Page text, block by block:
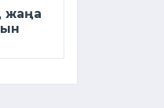
жаңа